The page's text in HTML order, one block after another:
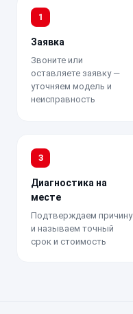
1
Заявка
Звоните или
оставляете заявку —
уточняем модель и
неисправность
3
Диагностика на
месте
Подтверждаем причину
и называем точный
срок и стоимость